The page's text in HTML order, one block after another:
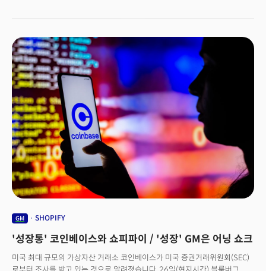
버티컬 에어로스페이스에 2500만달러를 투자하고, 이 회사가 개발하고 있는
비행 택시 50여 대의 배달 장소를 확보하는 등 준비에 나섰습니다. WSJ에
따르면 에어택시 제조사들은 지난 2년간 70억달러 이상의 자금을
유치했는데요. 항공 택시 운항과 관련한 정책적인 뒷받침이 이뤄지지 않고
있어 상용화까지는 다소 시간이 걸릴 것으로 예상됩니다.
크리에이터들에게도 수익 창출 기회를 확대할 계획입니다. 지난해 기준
수익을 받을 수 있는 유튜브파트너프로그램(YPP)에 가입한 크리에이터는
200만명인데요. 내년부터는 롱폼과 숏폼, 실시간 스트리밍 등 각 분야별로
새로운 YPP 기준을 만들어 적용할 예정입니다. 크리에이터들의 가장 큰
애로사항으로 꼽히던 음악 저작권 문제도 크게 개선할 계획입니다. 유튜브는
‘크리에이터 뮤직’ 서비스를 도입해 유튜브 콘텐츠에 사용하는 음악 사용을
보다 편리하고 비용부담도 줄이겠다고 밝혔습니다. 주요 음원 공급사들과
계약해 크리에이터들이 사용할 수 있는 음악의 폭을 넓혀갈 방침입니다. 리요
코헨 유튜브 글로벌 뮤직 책임자는 “아티스트와 크리에이터가 유튜브에서
연결되는 다리를 놨다”며 “아티스트, 크리에이터, 유튜브 모두에게 ‘윈윈윈’이
될 것”이라고 전했습니다. 👉플랫폼의 힘은 결국 크리에이터로부터유튜브가
크리에이터, 특히 쇼츠 크리에이터에 전폭적인 지원을 해주기로 한 배경에는
틱톡이 있습니다. 젊은 소비자들이 짧은 영상을 더 많이 소비하며 음악 중심의
숏폼 동영상 틱톡이 빠르게 성장하고 있기 때문인데요. 틱톡 이용자는 월
추격하고 있습니다. 유튜브는 쇼츠 크리에이터들에게 수익을 배분하기 위해
빨리 1억달러로는 충분치 않다는 판단입니다. 유튜브의 이같은 정책은
크리에이터들이 활동하는 플랫폼이 다양해지면서 나타나는 건강한
변화일지도 모르겠습니다. 유튜브는 광고매출 성장세가 점점 둔화되며
GM SHOPIFY
'성장통' 코인베이스와 쇼피파이 / '성장' GM은 어닝 쇼크
미국 최대 규모의 가상자산 거래소 코인베이스가 미국 증권거래위원회(SEC)